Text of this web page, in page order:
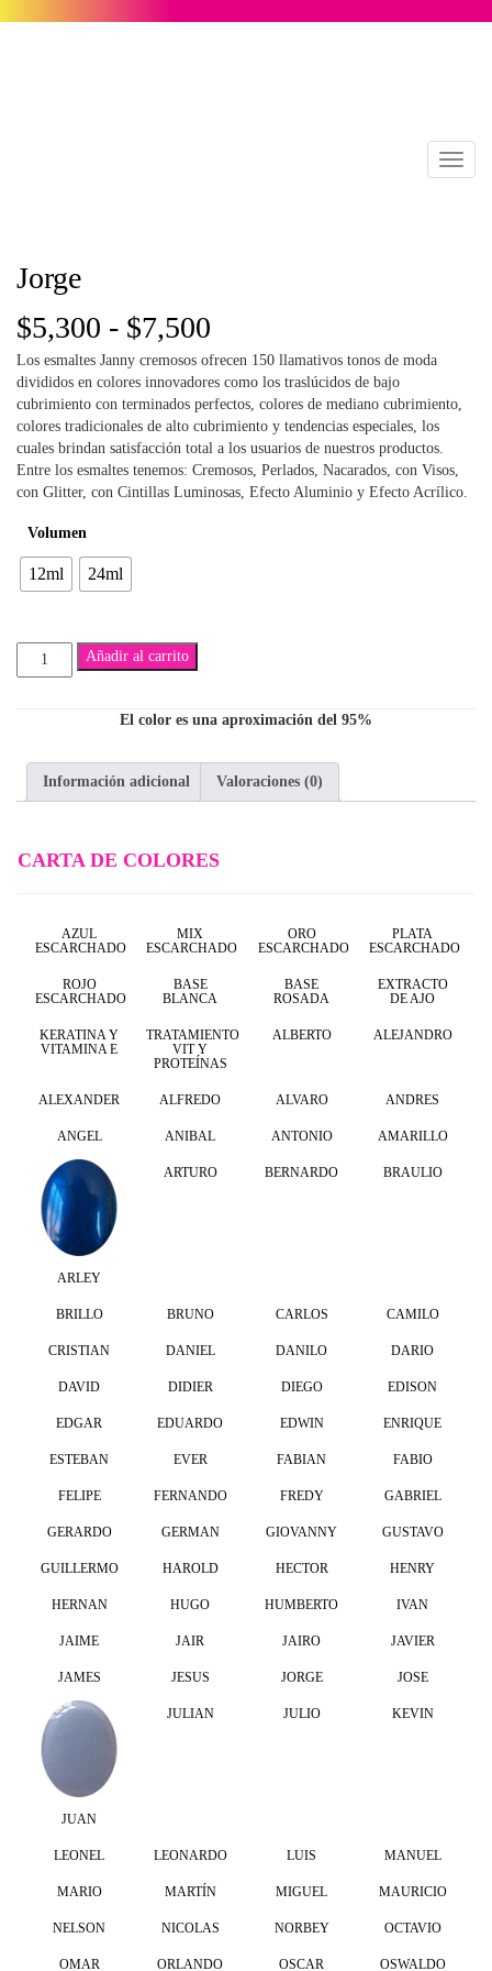
Toggle
Jorge
$5,300 - $7,500
de
precios:
desde
$5,300
Los esmaltes Janny cremosos ofrecen 150 llamativos tonos de moda
divididos en colores innovadores como los traslúcidos de bajo
cubrimiento con terminados perfectos, colores de mediano cubrimiento,
colores tradicionales de alto cubrimiento y tendencias especiales, los
cuales brindan satisfacción total a los usuarios de nuestros productos.
Entre los esmaltes tenemos: Cremosos, Perlados, Nacarados, con Visos,
con Glitter, con Cintillas Luminosas, Efecto Aluminio y Efecto Acrílico.
Volumen
12ml 24ml
Jorge
cantidad
Añadir al carrito
El color es una aproximación del 95%
Información adicional Valoraciones (0)
CARTA DE COLORES
AZUL
ESCARCHADO
MIX
ESCARCHADO
ORO
ESCARCHADO
PLATA
ESCARCHADO
ROJO
ESCARCHADO
BASE
BLANCA
BASE
ROSADA
EXTRACTO
DE AJO
KERATINA Y
VITAMINA E
TRATAMIENTO
VIT Y
PROTEÍNAS
ALBERTO ALEJANDRO
ALEXANDER ALFREDO ALVARO ANDRES
ANGEL ANIBAL ANTONIO AMARILLO
ARLEY
ARTURO BERNARDO BRAULIO
BRILLO BRUNO CARLOS CAMILO
CRISTIAN DANIEL DANILO DARIO
DAVID DIDIER DIEGO EDISON
EDGAR EDUARDO EDWIN ENRIQUE
ESTEBAN EVER FABIAN FABIO
FELIPE FERNANDO FREDY GABRIEL
GERARDO GERMAN GIOVANNY GUSTAVO
GUILLERMO HAROLD HECTOR HENRY
HERNAN HUGO HUMBERTO IVAN
JAIME JAIR JAIRO JAVIER
JAMES JESUS JORGE JOSE
JUAN
JULIAN JULIO KEVIN
LEONEL LEONARDO LUIS MANUEL
MARIO MARTÍN MIGUEL MAURICIO
NELSON NICOLAS NORBEY OCTAVIO
OMAR ORLANDO OSCAR OSWALDO